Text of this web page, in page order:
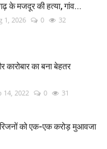
के मजदूर की हत्या, गांव...
1, 2026 0 32
कारोबार का बना बेहतर
14, 2022 0 31
को एक-एक करोड़ मुआवजा